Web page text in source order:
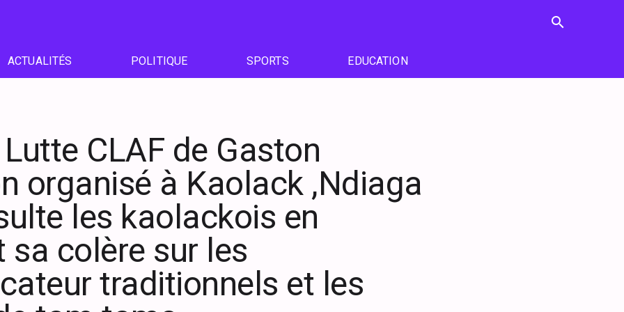
search
ACTUALITÉS POLITIQUE SPORTS EDUCATION
CLAF de Gaston
organisé à Kaolack ,Ndiaga
les kaolackois en
sa colère sur les
traditionnels et les